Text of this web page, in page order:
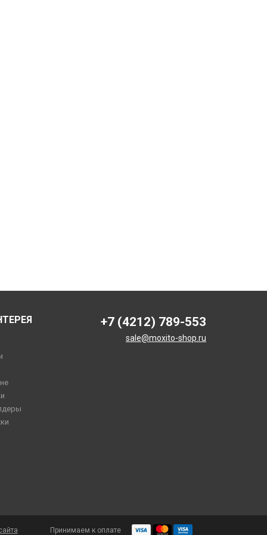
+7 (4212) 789-553
sale@moxito-shop.ru
Принимаем к оплате